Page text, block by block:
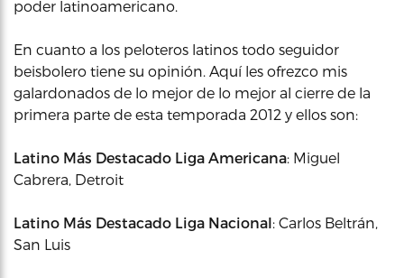
poder latinoamericano.
En cuanto a los peloteros latinos todo seguidor
beisbolero tiene su opinión. Aquí les ofrezco mis
galardonados de lo mejor de lo mejor al cierre de la
primera parte de esta temporada 2012 y ellos son:
Latino Más Destacado Liga Americana: Miguel
Cabrera, Detroit
Latino Más Destacado Liga Nacional: Carlos Beltrán,
San Luis